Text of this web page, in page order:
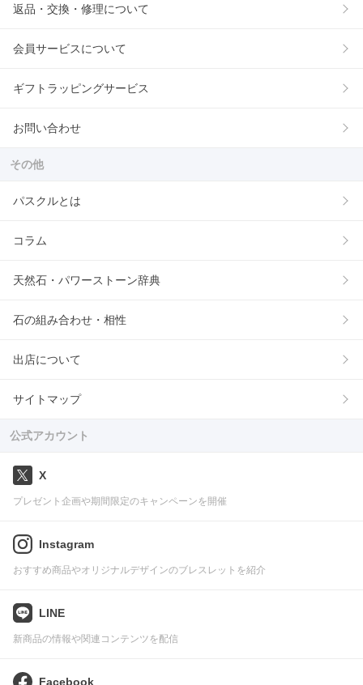
返品・交換・修理について
会員サービスについて
ギフトラッピングサービス
お問い合わせ
その他
パスクルとは
コラム
天然石・パワーストーン辞典
石の組み合わせ・相性
出店について
サイトマップ
公式アカウント
X
プレゼント企画や期間限定のキャンペーンを開催
Instagram
おすすめ商品やオリジナルデザインのブレスレットを紹介
LINE
新商品の情報や関連コンテンツを配信
Facebook